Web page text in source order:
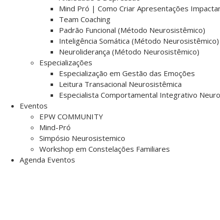
Mind Pró | Como Criar Apresentações
Team Coaching
Padrão Funcional (Método Neurosistêmico)
Inteligência Somática (Método Neurosistêmico)
Neuroliderança (Método Neurosistêmico)
Especializações
Especialização em Gestão das Emoções
Leitura Transacional Neurosistêmica
Especialista Comportamental Integrativo
Eventos
EPW COMMUNITY
Mind-Pró
Simpósio Neurosistemico
Workshop em Constelações Familiares
Agenda Eventos